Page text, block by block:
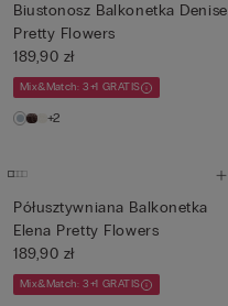
Biustonosz Balkonetka Denise
Pretty Flowers
189,90 zł
Mix&Match: 3+1 GRATIS
+2
Półusztywniana Balkonetka
Elena Pretty Flowers
189,90 zł
Mix&Match: 3+1 GRATIS